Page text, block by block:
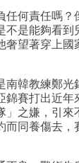
任何責任嗎？
不是能夠看到
奢望著穿上國
南韓教練鄭光
錦賽打出近年
」之嫌，引來
而同養傷去